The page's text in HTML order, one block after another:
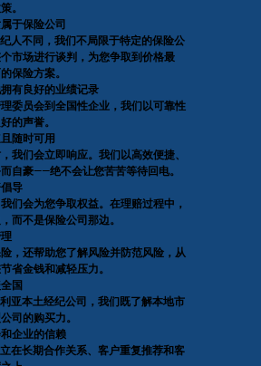
。
于保险公司
人不同，我们不局限于特定的保险公
市场进行谈判，为您争取到价格最
保险方案。
有良好的业绩记录
委员会到全国性企业，我们以可靠性
的声誉。
随时可用
我们会立即响应。我们以高效便捷、
自豪——绝不会让您苦苦等待回电。
导
们会为您争取权益。在理赔过程中，
而不是保险公司那边。
，还帮助您了解风险并防范风险，从
省金钱和减轻压力。
国
亚本土经纪公司，我们既了解本地市
司的购买力。
企业的信赖
在长期合作关系、客户重复推荐和客